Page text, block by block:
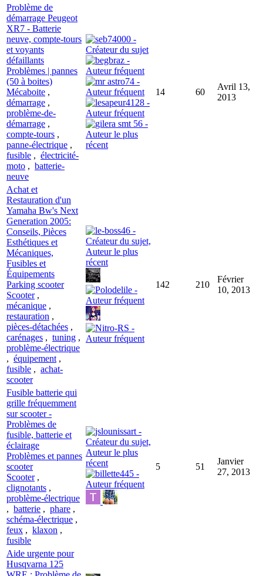
Problème de
démarrage Peugeot
XR7 - Batterie
neuve, compte-tours
et voyants
défaillants
Problèmes | pannes
(50 à boites)
Mécaboite ,
démarrage ,
problème-de-
démarrage ,
compte-tours ,
panne-électrique ,
fusible , électricité-
moto , batterie-
neuve
14 60
Avril 13,
2013
Achat et
Restauration d'un
Yamaha Bw's Next
Generation 2005:
Conseils, Pièces
Esthétiques et
Mécaniques,
Fusibles et
Équipements
Parking scooter
Scooter,
mécanique ,
restauration ,
pièces-détachées ,
carénages , tuning ,
problème-électrique
, équipement ,
fusible , achat-
scooter
142 210
Février
10, 2013
Fusible batterie qui
grille fréquemment
sur scooter -
Problèmes de
fusible, batterie et
éclairage
Problèmes et pannes
scooter
Scooter,
clignotants ,
problème-électrique
, batterie , phare ,
schéma-électrique ,
feux , klaxon ,
fusible
5 51
Janvier
27, 2013
Aide urgente pour
Husqvarna 125